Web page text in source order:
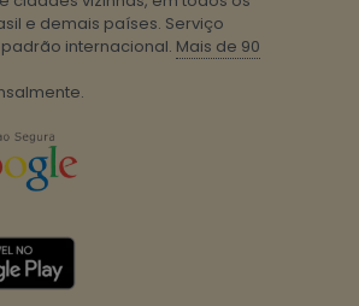
e demais países. Serviço
internacional. Mais de 90